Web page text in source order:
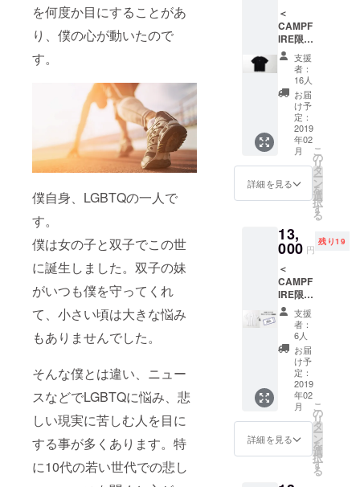
を何度か目にすることがあ
り、僕の心が動いたので
す。
僕自身、LGBTQの一人で
す。
僕は女の子と双子でこの世
に誕生しました。双子の妹
がいつも僕を守ってくれ
て、小さい頃は大きな悩み
もありませんでした。
そんな僕とは違い、ニュー
スなどでLGBTQに悩み、悲
しい現実に苦しむ人を目に
する事が多くあります。特
に10代の若い世代での悲し
時間未
定 会
場：東
京都港
区北青
山3-5-
10
ワール
ド北青
山ビル
イズ ※
サイ
ズ、デ
ザイン
の詳細
はプロ
ジェク
ト本文
をご覧
くださ
い。 消
費税／
送料込
み
＜
CAMPF
IRE限定
Tシャツ
＞
snails
のアイ
コンを
小さい
刺繍で
胸元に
入れて
いま
す。 カ
ラー：
ブラッ
ズ：ユ
ニセッ
クスサ
イズ ※
サイ
ズ、デ
ザイン
の詳細
はプロ
ジェク
ト本文
をご覧
くださ
い。 消
費税／
送料込
み
支援
者：
16人
お届
け予
定：
2019
年02
月
詳細を見る
こ
の
リ
タ
ー
ン
を
選
択
す
る
13,
000 円
残り19
＜
CAMPF
IRE限定
Tシャツ
＆デ
ビュー
イベン
トご招
待券
セット
＞ 2019
年3月の
イベン
トにぜ
ひＴ
シャツ
支援
者：
6人
お届
け予
定：
2019
年02
月
詳細を見る
こ
の
リ
タ
ー
ン
を
選
択
す
る